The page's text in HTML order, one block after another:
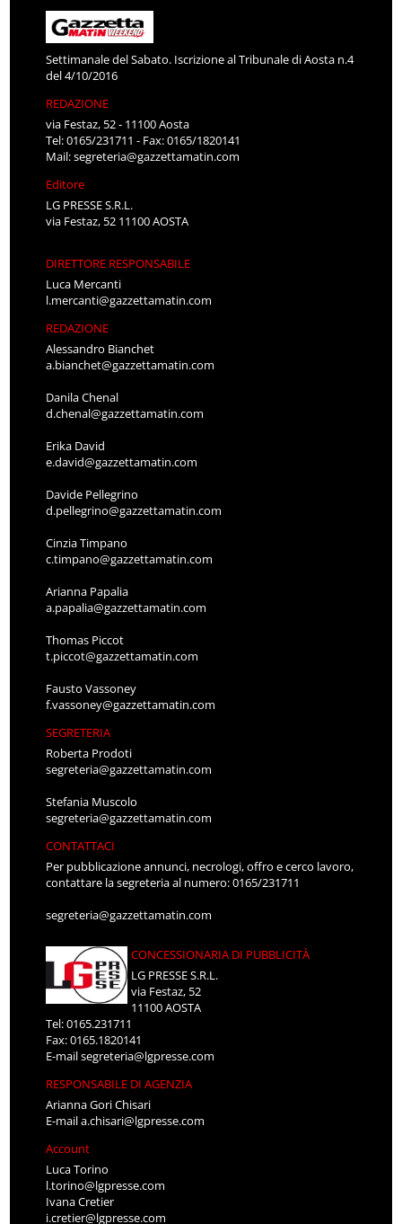
Settimanale del Sabato. Iscrizione al Tribunale di Aosta n.4
del 4/10/2016
REDAZIONE
via Festaz, 52 - 11100 Aosta
Tel: 0165/231711 - Fax: 0165/1820141
Mail:segreteria@gazzettamatin.com
Editore
LG PRESSE S.R.L.
via Festaz, 52 11100 AOSTA
DIRETTORE RESPONSABILE
Luca Mercanti
l.mercanti@gazzettamatin.com
REDAZIONE
Alessandro Bianchet
a.bianchet@gazzettamatin.com
Danila Chenal
d.chenal@gazzettamatin.com
Erika David
e.david@gazzettamatin.com
Davide Pellegrino
d.pellegrino@gazzettamatin.com
Cinzia Timpano
c.timpano@gazzettamatin.com
Arianna Papalia
a.papalia@gazzettamatin.com
Thomas Piccot
t.piccot@gazzettamatin.com
Fausto Vassoney
f.vassoney@gazzettamatin.com
SEGRETERIA
Roberta Prodoti
segreteria@gazzettamatin.com
Stefania Muscolo
segreteria@gazzettamatin.com
CONTATTACI
Per pubblicazione annunci, necrologi, offro e cerco lavoro,
contattare la segreteria al numero: 0165/231711
segreteria@gazzettamatin.com
CONCESSIONARIA DI PUBBLICITÀ
LG PRESSE S.R.L.
via Festaz, 52
11100 AOSTA
Tel: 0165.231711
Fax: 0165.1820141
E-mailsegreteria@lgpresse.com
RESPONSABILE DI AGENZIA
Arianna Gori Chisari
E-maila.chisari@lgpresse.com
Account
Luca Torino
l.torino@lgpresse.com
Ivana Cretier
i.cretier@lgpresse.com